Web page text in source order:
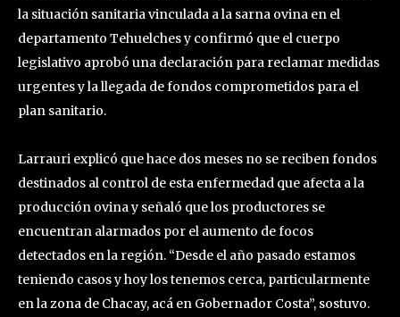
la situación sanitaria vinculada a la sarna ovina en el
departamento Tehuelches y confirmó que el cuerpo
legislativo aprobó una declaración para reclamar medidas
urgentes y la llegada de fondos comprometidos para el
plan sanitario.
Larrauri explicó que hace dos meses no se reciben fondos
destinados al control de esta enfermedad que afecta a la
producción ovina y señaló que los productores se
encuentran alarmados por el aumento de focos
detectados en la región. “Desde el año pasado estamos
teniendo casos y hoy los tenemos cerca, particularmente
en la zona de Chacay, acá en Gobernador Costa”, sostuvo.